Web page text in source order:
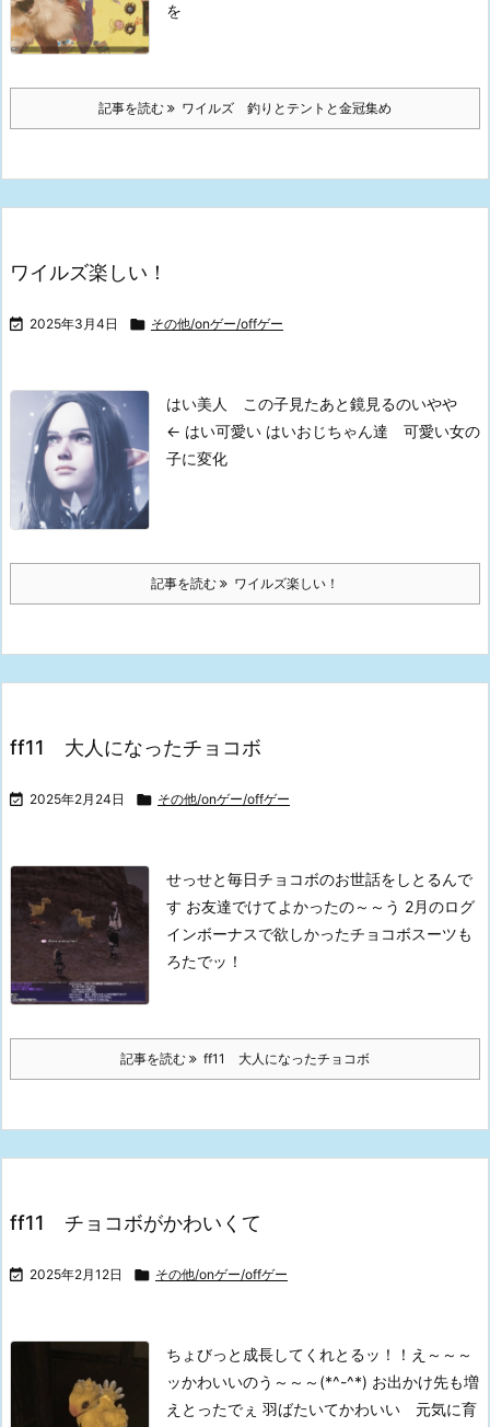
を
記事を読む ワイルズ 釣りとテントと金冠集め
ワイルズ楽しい！
 2025年3月4日  その他/onゲー/offゲー
はい美人 この子見たあと鏡見るのいやや
← はい可愛い はいおじちゃん達 可愛い女の
子に変化
記事を読む ワイルズ楽しい！
ff11 大人になったチョコボ
 2025年2月24日  その他/onゲー/offゲー
せっせと毎日チョコボのお世話をしとるんで
す お友達でけてよかったの～～う 2月のログ
インボーナスで欲しかったチョコボスーツも
ろたでッ！
記事を読む ff11 大人になったチョコボ
ff11 チョコボがかわいくて
 2025年2月12日  その他/onゲー/offゲー
ちょびっと成長してくれとるッ！！え～～～
ッかわいいのう～～～(*^-^*) お出かけ先も増
えとったでぇ 羽ばたいてかわいい 元気に育